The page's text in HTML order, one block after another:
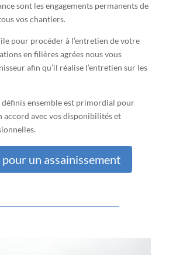
sont les engagements permanents de
vos chantiers.
pour procéder à l’entretien de votre
en filières agrées nous vous
afin qu’il réalise l’entretien sur les
ensemble est primordial pour
accord avec vos disponibilités et
un assainissement